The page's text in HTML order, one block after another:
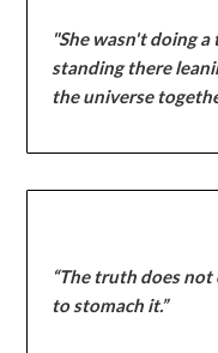
"She wasn't doing
standing there
the universe
“The truth does
to stomach it.”